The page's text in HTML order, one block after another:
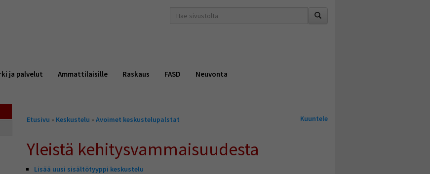
hakusana(t)
ja palvelut Ammattilaisille Raskaus FASD Neuvonta
Olet
Etusivu » Keskustelu » Avoimet keskustelupalstat Kuuntele
Yleistä kehitysvammaisuudesta
Lisää uusi sisältötyyppi keskustelu